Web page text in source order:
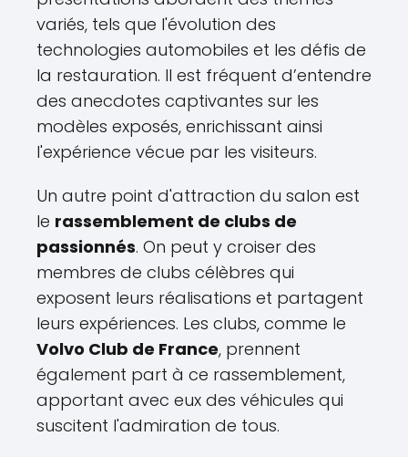
variés, tels que l'évolution des
technologies automobiles et les défis de
la restauration. Il est fréquent d’entendre
des anecdotes captivantes sur les
modèles exposés, enrichissant ainsi
l'expérience vécue par les visiteurs.
Un autre point d'attraction du salon est
le rassemblement de clubs de
passionnés. On peut y croiser des
membres de clubs célèbres qui
exposent leurs réalisations et partagent
leurs expériences. Les clubs, comme le
Volvo Club de France, prennent
également part à ce rassemblement,
apportant avec eux des véhicules qui
suscitent l'admiration de tous.